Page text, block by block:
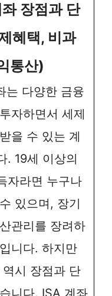
장점과 단
혜택, 비과
통산)
는 다양한 금융
자하면서 세제
을 수 있는 계
. 19세 이상의
자라면 누구나
있으며, 장기
관리를 장려하
니다. 하지만
역시 장점과 단